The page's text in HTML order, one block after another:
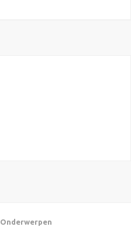
Onderwerpen